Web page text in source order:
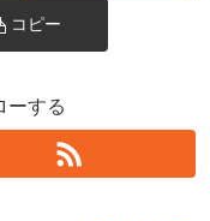
コピー
ーする